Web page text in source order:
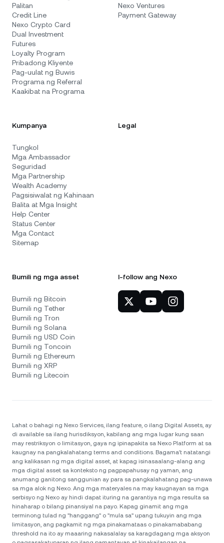
Palitan
Credit Line
Nexo Crypto Card
Dual Investment
Futures
Loyalty Program
Pribadong Kliyente
Pag-uulat ng Buwis
Programa ng Referral
Kaakibat na Programa
Nexo Ventures
Payment Gateway
Kumpanya
Tungkol
Mga Ambassador
Seguridad
Mga Partnership
Wealth Academy
Pagsisiwalat ng Kahinaan
Balita at Mga Insight
Help Center
Status Center
Mga Contact
Sitemap
Legal
Bumili ng mga asset
Bumili ng Bitcoin
Bumili ng Tether
Bumili ng Tron
Bumili ng Solana
Bumili ng USD Coin
Bumili ng Toncoin
Bumili ng Ethereum
Bumili ng XRP
Bumili ng Litecoin
I-follow ang Nexo
Lahat o bahagi ng Nexo Services, ilang feature, o ilang Digital Assets, ay
di available sa ilang hurisdiksyon, kabilang ang mga lugar kung saan
may restriksyon o limitasyon, gaya ng ipinapakita sa Nexo Platform at sa
kaugnay na pangkalahatang terms and conditions. Bagama't natatangi
ang kalikasan ng mga digital asset, at kapag isinasaalang-alang ang
mga digital asset sa konteksto ng pagpapahusay ng yaman, ang
anumang ganitong sanggunian ay para sa pangkalahatang pag-unawa
sa mga alok ng Nexo. Ang mga materyales na may kaugnayan sa mga
serbisyo ng Nexo ay hindi dapat ituring na garantiya ng mga resulta sa
hinaharap o bilang pinansiyal na payo. Kapag ginamit ang mga
terminong tulad ng "hanggang" o "mula sa" upang tukuyin ang mga
limitasyon, ang pagkamit ng mga pinakamataas o pinakamababang
threshold na ito ay maaaring nakasalalay sa karagdagang mga aksyon